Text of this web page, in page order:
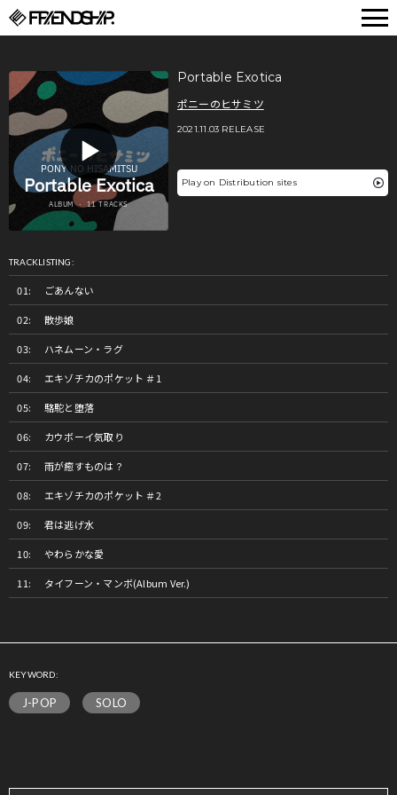
Portable Exotica
ポニーのヒサミツ
2021.11.03 RELEASE
Play on Distribution sites
TRACKLISTING:
ごあんない
散歩娘
ハネムーン・ラグ
エキゾチカのポケット ＃1
駱駝と堕落
カウボーイ気取り
雨が癒すものは？
エキゾチカのポケット ＃2
君は逃げ水
やわらかな愛
タイフーン・マンボ(Album Ver.)
KEYWORD:
J-POP SOLO